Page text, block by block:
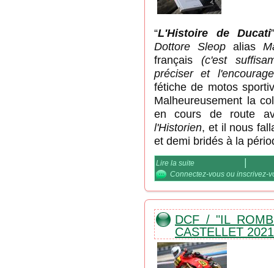
“L'Histoire de Ducati
Dottore Sleopalias
français(c'est
préciser et
fétiche de motos
Malheureusement la
en cours de route
l'Historien, et il nous
et demi bridés à la
Lire la suite
Connectez-vous ou inscrivez-
DCF / "IL
CASTELLET